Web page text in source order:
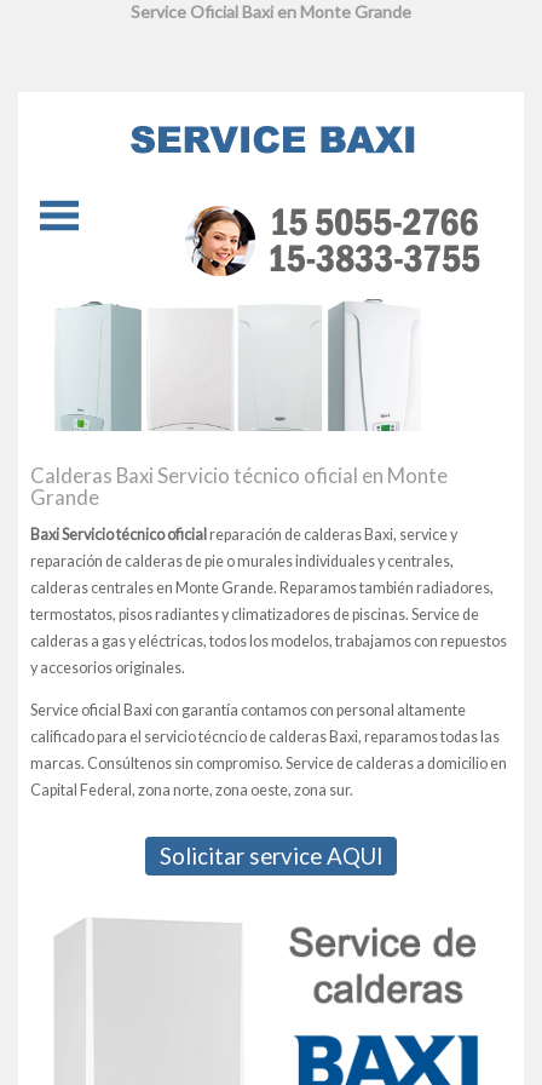
Service Oficial Baxi en Monte Grande
Calderas Baxi Servicio técnico oficial en Monte
Grande
Baxi Servicio técnico oficialreparación de calderas Baxi, service y
reparación de calderas de pie o murales individuales y centrales,
calderas centrales en Monte Grande. Reparamos también radiadores,
termostatos, pisos radiantes y climatizadores de piscinas. Service de
calderas a gas y eléctricas, todos los modelos, trabajamos con repuestos
y accesorios originales.
Service oficial Baxi con garantía contamos con personal altamente
calificado para el servicio técncio de calderas Baxi, reparamos todas las
marcas. Consúltenos sin compromiso. Service de calderas a domicilio en
Capital Federal, zona norte, zona oeste, zona sur.
Solicitar service AQUI